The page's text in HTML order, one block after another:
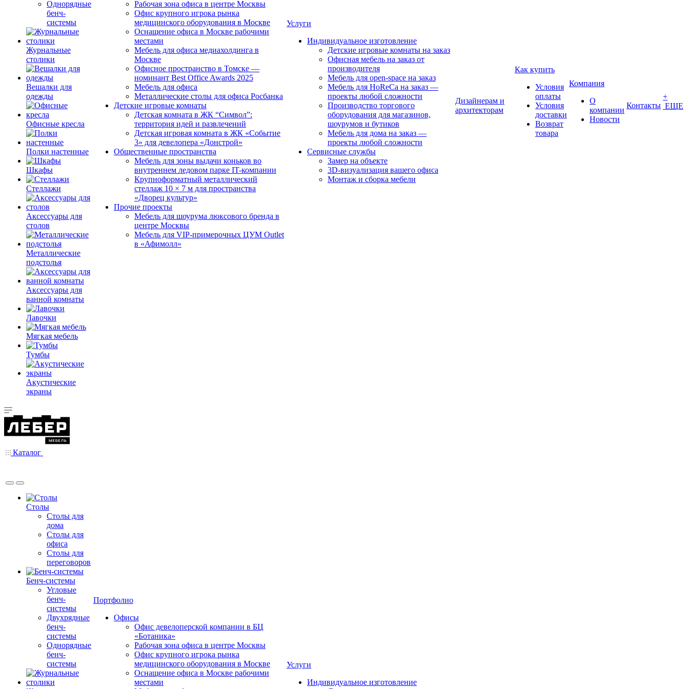
Однорядные
бенч-
системы
Журнальные
столики
Вешалки для
одежды
Офисные кресла
Полки настенные
Шкафы
Стеллажи
Аксессуары для
столов
Металлические
подстолья
Аксессуары для
ванной комнаты
Лавочки
Мягкая мебель
Тумбы
Акустические
экраны
Рабочая зона офиса в центре Москвы
Офис крупного игрока рынка
медицинского оборудования в Москве
Оснащение офиса в Москве рабочими
местами
Мебель для офиса медиахолдинга в
Москве
Офисное пространство в Томске —
номинант Best Office Awards 2025
Мебель для офиса
Металлические столы для офиса Росбанка
Детские игровые комнаты
Детская комната в ЖК “Символ”:
территория идей и развлечений
Детская игровая комната в ЖК «Событие
3» для девелопера «Донстрой»
Общественные пространства
Мебель для зоны выдачи коньков во
внутреннем ледовом парке IT-компании
Крупноформатный металлический
стеллаж 10 × 7 м для пространства
«Дворец культур»
Прочие проекты
Мебель для шоурума люксового бренда в
центре Москвы
Мебель для VIP-примерочных ЦУМ Outlet
в «Афимолл»
Услуги
Индивидуальное изготовление
Детские игровые комнаты на заказ
Офисная мебель на заказ от
производителя
Мебель для open-space на заказ
Мебель для HoReCa на заказ —
проекты любой сложности
Производство торгового
оборудования для магазинов,
шоурумов и бутиков
Мебель для дома на заказ —
проекты любой сложности
Сервисные службы
Замер на объекте
3D-визуализация вашего офиса
Монтаж и сборка мебели
Дизайнерам и
архитекторам
Как купить
Условия
оплаты
Условия
доставки
Возврат
товара
Компания
О
компании
Новости
Контакты
+
ЕЩЕ
Каталог
Столы
Столы для
дома
Столы для
офиса
Столы для
переговоров
Бенч-системы
Угловые
бенч-
системы
Двухрядные
бенч-
системы
Однорядные
бенч-
системы
Портфолио
Офисы
Офис девелоперской компании в БЦ
«Ботаника»
Рабочая зона офиса в центре Москвы
Офис крупного игрока рынка
медицинского оборудования в Москве
Оснащение офиса в Москве рабочими
местами
Услуги
Индивидуальное изготовление